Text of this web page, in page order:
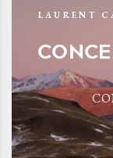
LAURENT